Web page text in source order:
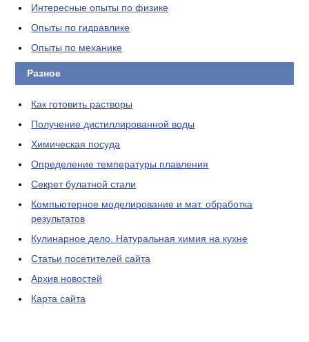
Интересные опыты по физике
Опыты по гидравлике
Опыты по механике
Разное
Как готовить растворы
Получение дистиллированной воды
Химическая посуда
Определение температуры плавления
Секрет булатной стали
Компьютерное моделирование и мат. обработка
результатов
Кулинарное дело. Натуральная химия на кухне
Статьи посетителей сайта
Архив новостей
Карта сайта